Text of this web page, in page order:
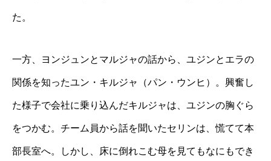
た。
一方、ヨンジュンとマルジャの話から、ユジンとエラの
関係を知ったユン・キルジャ（パン・ウンヒ）。興奮し
た様子で会社に乗り込んだキルジャは、ユジンの胸ぐら
をつかむ。チーム員から話を聞いたセリンは、慌てて本
部長室へ。しかし、床に倒れこむ母を見てもなにもでき